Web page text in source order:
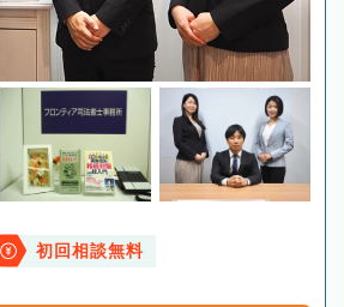
初回相談無料